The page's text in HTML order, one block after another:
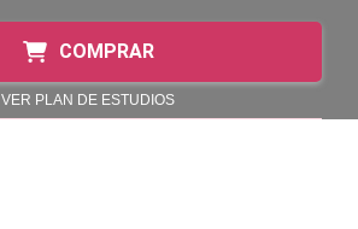
COMPRAR
VER PLAN DE ESTUDIOS